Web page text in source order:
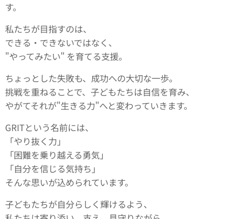
す。
私たちが目指すのは、
できる・できないではなく、
"やってみたい" を育てる支援。
ちょっとした失敗も、成功への大切な一歩。
挑戦を重ねることで、子どもたちは自信を育み、
やがてそれが"生きる力"へと変わっていきます。
GRITという名前には、
「やり抜く力」
「困難を乗り越える勇気」
「自分を信じる気持ち」
そんな思いが込められています。
子どもたちが自分らしく輝けるよう、